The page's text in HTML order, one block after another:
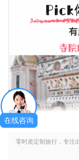
零时差定制旅行，专注
在线咨询